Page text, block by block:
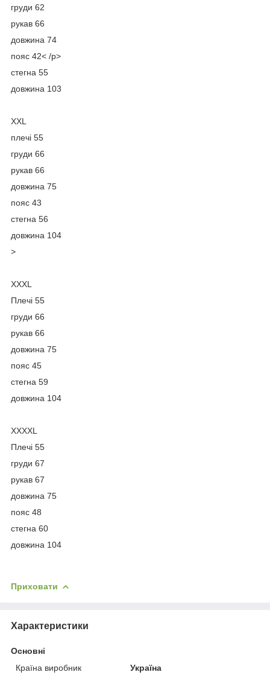
груди 62
рукав 66
довжина 74
пояс 42< /p>
стегна 55
довжина 103
XXL
плечі 55
груди 66
рукав 66
довжина 75
пояс 43
стегна 56
довжина 104
>
XXXL
Плечі 55
груди 66
рукав 66
довжина 75
пояс 45
стегна 59
довжина 104
XXXXL
Плечі 55
груди 67
рукав 67
довжина 75
пояс 48
стегна 60
довжина 104
Приховати
Характеристики
Основні
Країна виробник
Україна